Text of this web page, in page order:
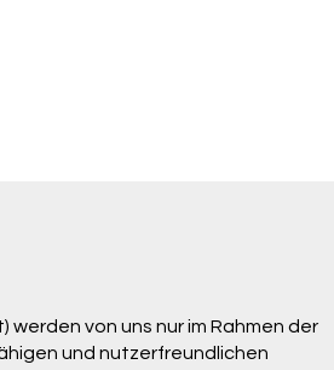
von uns nur im Rahmen der
und nutzerfreundlichen